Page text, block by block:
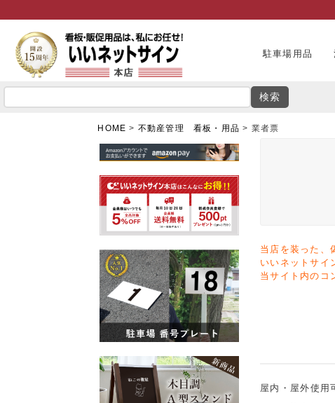
駐車場用品
検索
HOME 不動産管理 看板・用品 業者票
当店を装った、
いいネットサイ
当サイト内のコ
屋内・屋外使用